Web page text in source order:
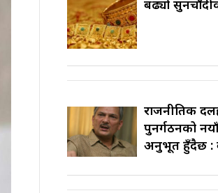
बढ्यो
राजनीतिक
पुनर्गठनको
अनुभूत हुँदैछ :